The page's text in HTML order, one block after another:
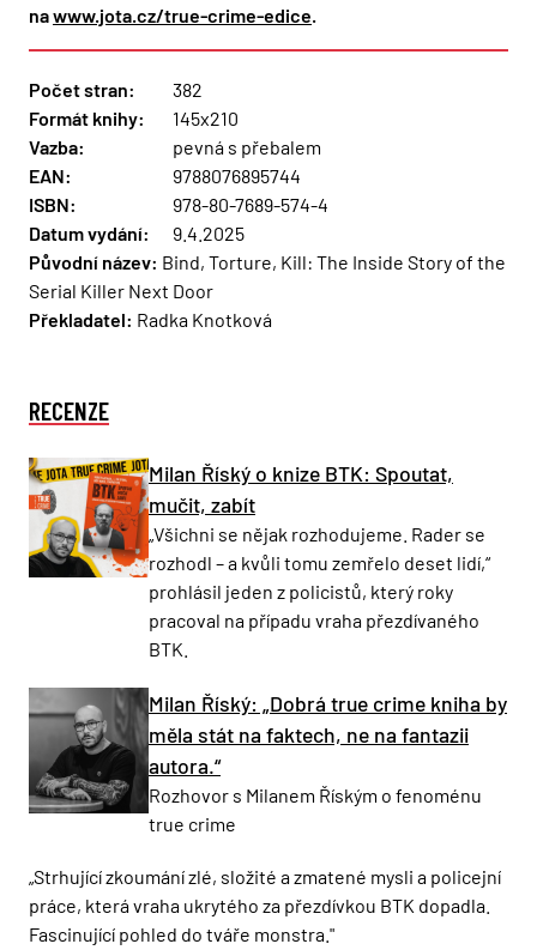
nawww.jota.cz/true-crime-edice.
Počet stran:
382
Formát knihy:
145x210
Vazba:
pevná s přebalem
EAN:
9788076895744
ISBN:
978-80-7689-574-4
Datum vydání:
9.4.2025
Původní název: Bind, Torture, Kill: The Inside Story of the
Serial Killer Next Door
Překladatel: Radka Knotková
RECENZE
Milan Říský o knize BTK: Spoutat,
mučit, zabít
„Všichni se nějak rozhodujeme. Rader se
rozhodl – a kvůli tomu zemřelo deset lidí,“
prohlásil jeden z policistů, který roky
pracoval na případu vraha přezdívaného
BTK.
Milan Říský: „Dobrá true crime kniha by
měla stát na faktech, ne na fantazii
autora.“
Rozhovor s Milanem Říským o fenoménu
true crime
„Strhující zkoumání zlé, složité a zmatené mysli a policejní
práce, která vraha ukrytého za přezdívkou BTK dopadla.
Fascinující pohled do tváře monstra."